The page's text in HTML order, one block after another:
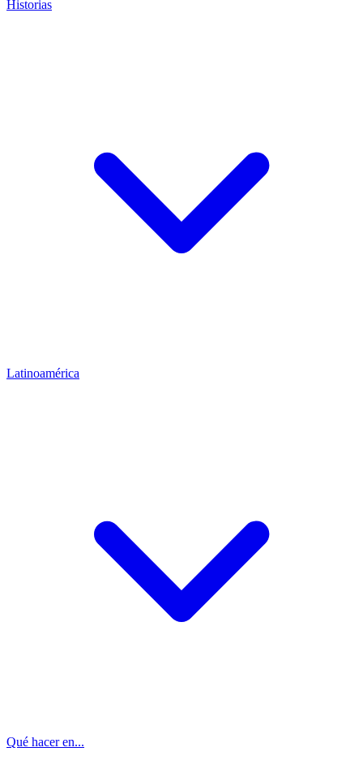
Historias
Latinoamérica
Qué hacer en...